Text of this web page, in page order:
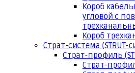
Короб
угловой с
Короб
Страт-система (STRUT-
Страт-профиль
Страт-